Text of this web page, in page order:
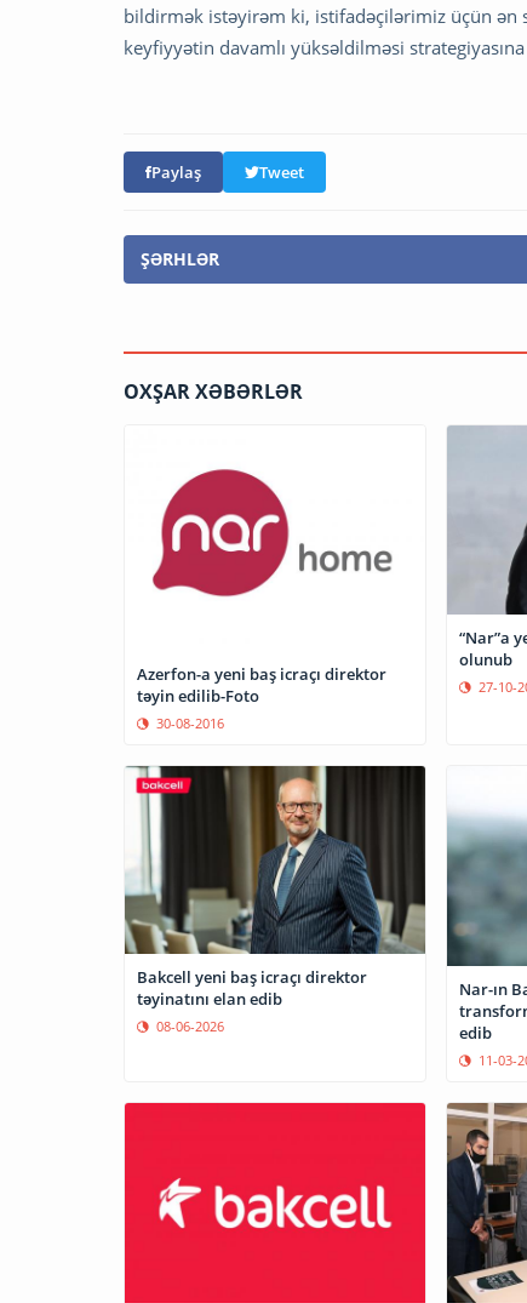
bildirmək istəyirəm ki, istifadəçilərimiz üçün
keyfiyyətin davamlı yüksəldilməsi strategiyasına
Paylaş Tweet
ŞƏRHLƏR
OXŞAR XƏBƏRLƏR
Azerfon-a yeni baş icraçı direktor
təyin edilib-Foto
30-08-2016
“Nar”a
olunub
27-10-
Bakcell yeni baş icraçı direktor
təyinatını elan edib
08-06-2026
Nar-ın
edib
11-03-